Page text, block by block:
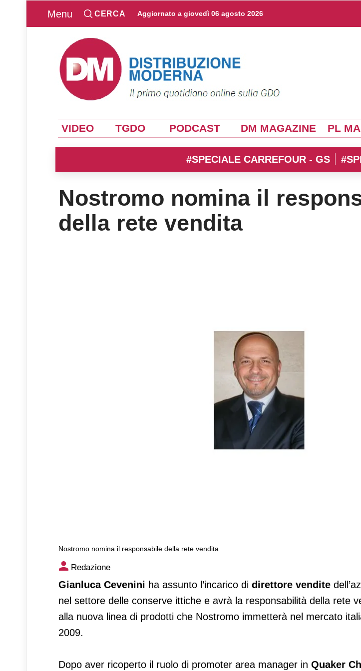
Menu CERCA Aggiornato a giovedì 06 agosto 2026
VIDEO TGDO PODCAST DM MAGAZINE PL
#SPECIALE CARREFOUR - GS
Nostromo nomina il
della rete vendita
Nostromo nomina il responsabile della rete vendita
Nostromo nomina il responsabile della rete vendita
Redazione
Gianluca Cevenini ha assunto l’incarico di direttore vendite
nel settore delle conserve ittiche e avrà la responsabilità della rete
alla nuova linea di prodotti che Nostromo immetterà nel mercato
2009.
Dopo aver ricoperto il ruolo di promoter area manager in Quaker